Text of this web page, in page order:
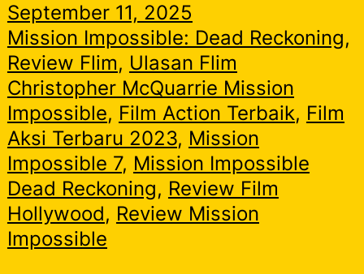
September 11, 2025
Mission Impossible: Dead Reckoning
Review Flim, Ulasan Flim
Christopher McQuarrie Mission
Impossible, Film Action Terbaik, Film
Aksi Terbaru 2023, Mission
Impossible 7, Mission Impossible
Dead Reckoning, Review Film
Hollywood, Review Mission
Impossible